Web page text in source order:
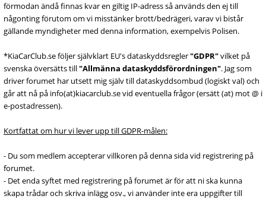
förmodan ändå finnas kvar en giltig IP-adress så används den ej till
någonting förutom om vi misstänker brott/bedrägeri, varav vi bistår
gällande myndigheter med denna information, exempelvis Polisen.
*KiaCarClub.se följer självklart EU's dataskyddsregler"GDPR"vilket på
svenska översätts till"Allmänna dataskyddsförordningen". Jag som
driver forumet har utsett mig själv till dataskyddsombud (logiskt val) och
går att nå på info(at)kiacarclub.se vid eventuella frågor (ersätt (at) mot @ i
e-postadressen).
Kortfattat om hur vi lever upp till GDPR-målen:
- Du som medlem accepterar villkoren på denna sida vid registrering på
forumet.
- Det enda syftet med registrering på forumet är för att ni ska kunna
skapa trådar och skriva inlägg osv., vi använder inte era uppgifter till